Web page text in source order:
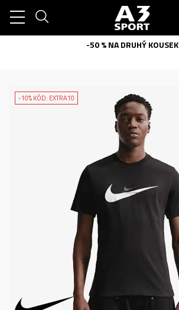
-50 % NA DRUHÝ KOUSEK
-10% KÓD: EXTRA10